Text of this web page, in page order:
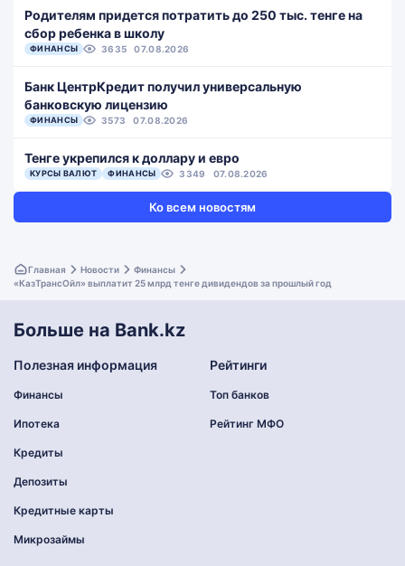
Родителям придется потратить до 250 тыс. тенге на
сбор ребенка в школу
ФИНАНСЫ 3635 07.08.2026
Банк ЦентрКредит получил универсальную
банковскую лицензию
ФИНАНСЫ 3573 07.08.2026
Тенге укрепился к доллару и евро
КУРСЫ ВАЛЮТ ФИНАНСЫ 3349 07.08.2026
Ко всем новостям
Главная Новости
Финансы
«КазТрансОйл» выплатит 25 млрд тенге дивидендов за прошлый год
Больше на Bank.kz
Полезная информация
Финансы
Ипотека
Кредиты
Депозиты
Кредитные карты
Микрозаймы
Рейтинги
Топ банков
Рейтинг МФО